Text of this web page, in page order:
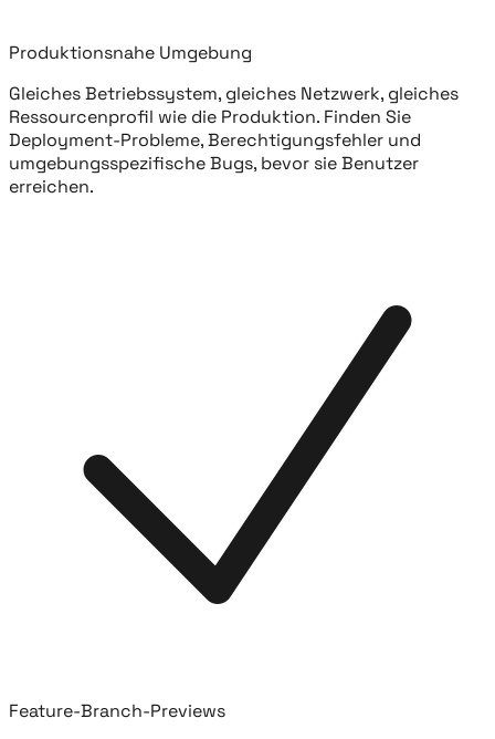
Produktionsnahe Umgebung
Gleiches Betriebssystem, gleiches Netzwerk, gleiches
Ressourcenprofil wie die Produktion. Finden Sie
Deployment-Probleme, Berechtigungsfehler und
umgebungsspezifische Bugs, bevor sie Benutzer
erreichen.
Feature-Branch-Previews